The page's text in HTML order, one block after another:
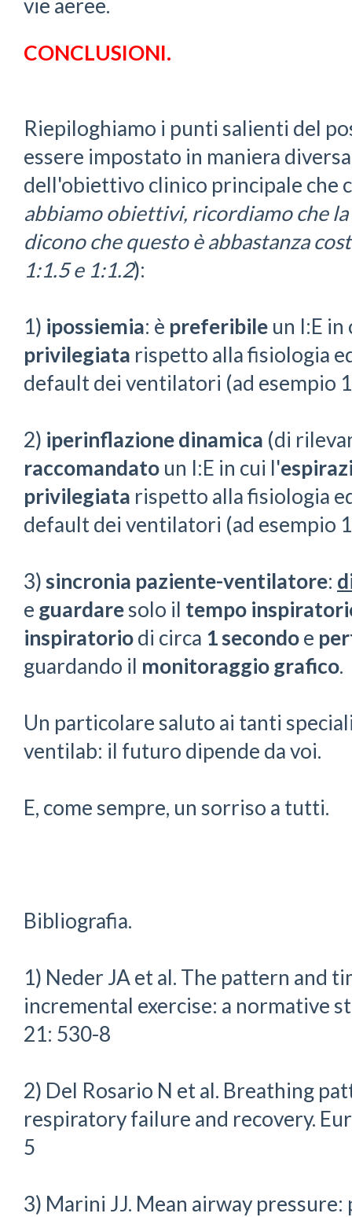
vie aeree.
CONCLUSIONI.
Riepiloghiamo i punti salienti del
essere impostato in maniera
dell'obiettivo clinico principale che
abbiamo obiettivi, ricordiamo che
dicono che questo è abbastanza
1:1.5 e 1:1.2):
1) ipossiemia: è preferibile un I:E in
privilegiata rispetto alla fisiologia
default dei ventilatori (ad esempio
2) iperinflazione dinamica (di
raccomandato un I:E in cui l'
privilegiata rispetto alla fisiologia
default dei ventilatori (ad esempio
3) sincronia paziente-ventilatore:
e guardaresolo il tempo
inspiratoriodi circa 1 secondoe
guardando il monitoraggio grafico.
Un particolare saluto ai tanti
ventilab: il futuro dipende da voi.
E, come sempre, un sorriso a tutti.
Bibliografia.
1) Neder JA et al. The pattern and
incremental exercise: a normative
21: 530-8
2) Del Rosario N et al. Breathing
respiratory failure and recovery.
5
3) Marini JJ. Mean airway